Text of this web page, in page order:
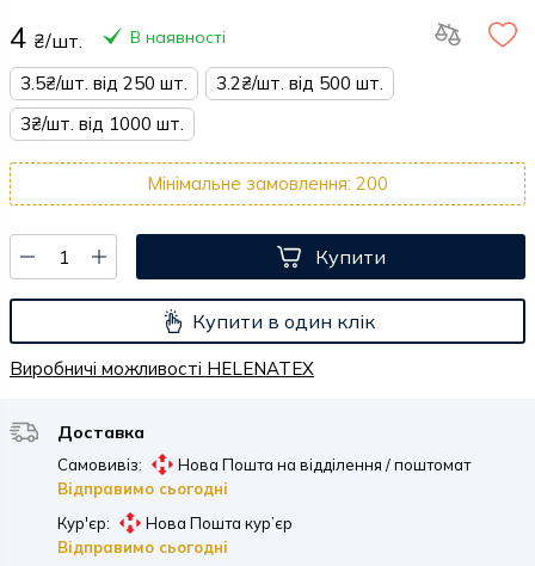
4 ₴/шт. В наявності
3.5₴/шт. від 250 шт.
3.2₴/шт. від 500 шт.
3₴/шт. від 1000 шт.
Мінімальне замовлення: 200
Купити
Купити в один клік
Виробничі можливості HELENATEX
Доставка
Самовивіз:
Нова Пошта на відділення / поштомат
Відправимо сьогодні
Кур'єр:
Нова Пошта кур’єр
Відправимо сьогодні